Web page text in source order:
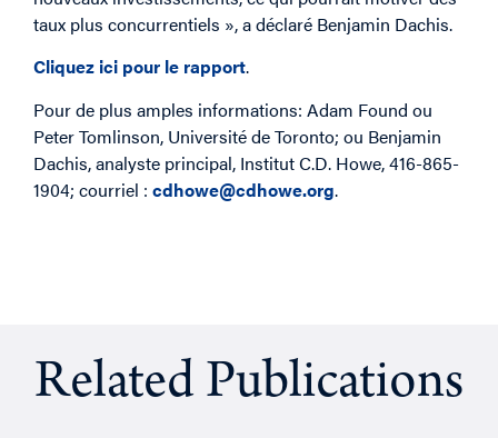
taux plus concurrentiels », a déclaré Benjamin Dachis.
Cliquez ici pour le rapport.
Pour de plus amples informations: Adam Found ou
Peter Tomlinson, Université de Toronto; ou Benjamin
Dachis, analyste principal, Institut C.D. Howe, 416-865-
1904; courriel : cdhowe@cdhowe.org.
Related Publications